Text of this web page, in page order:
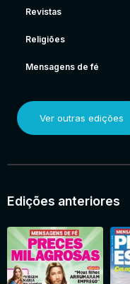
Revistas
Religiões
Mensagens de fé
Ver outras edições
Edições anteriores